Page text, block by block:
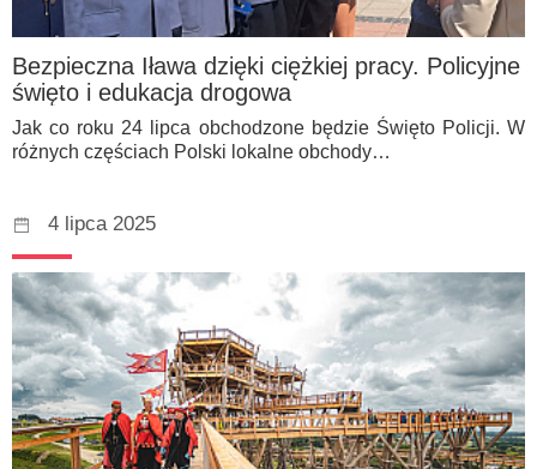
Bezpieczna Iława dzięki ciężkiej pracy. Policyjne
święto i edukacja drogowa
Jak co roku 24 lipca obchodzone będzie Święto Policji. W
różnych częściach Polski lokalne obchody…
4 lipca 2025